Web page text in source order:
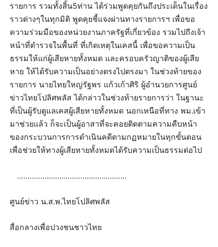
รายการ รวมทั้งสิ้น5ท่าน ได้ร่วมพูดคุยกันถึงประเด็นในเรื่อง
ราวต่างๆในทุกมิติ พูดคุยชี้แจงผ่านทางรายการฯ เพื่อขอ
ความร่วมมือของหน่วยงานภาครัฐที่เกี่ยวข้อง รวมไปถึงเจ้า
หน้าที่ตำรวจในพื้นที่ ที่เกิดเหตุในเคสนี้ เพื่อขอความเป็น
ธรรมให้แก่ผู้เสียหายทั้งหมด และครอบครัวญาติของผู้เสีย
หาย ให้ได้รับความเป็นอย่างตรงไปตรงมา ในช่วงท้ายของ
รายการ นายไทยใหญ่รัฐพร แก้วเก้าศิริ ผู้อำนวยการศูนย์
ข่าวไทยโปลิศพลัส ได้กล่าวในช่วงท้ายรายการว่า ในฐานะ
ที่เป็นผู้รับดูแลเคสผู้เสียหายทั้งหมด นอกเหนือที่ทาง พม.เข้า
มาช่วยแล้ว ก็จะเป็นผู้อาสาที่จะคอยติดตามความคืบหน้า
ของกระบวนการการดำเนินคดีตามกฏหมายในทุกขั้นตอน
เพื่อช่วยให้ทางผู้เสียหายทั้งหมดได้รับความเป็นธรรมต่อไป
…………………………………………….
ศูนย์ข่าว น.ส.พ.ไทยโปลิศพลัส
สื่อกลางเพื่อปวงชนชาวไทย